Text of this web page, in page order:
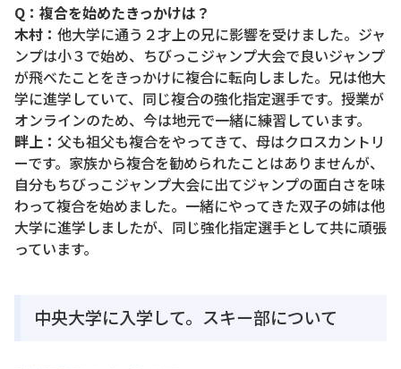
Q：複合を始めたきっかけは？
木村： 他大学に通う２才上の兄に影響を受けました。ジャ
ンプは小３で始め、ちびっこジャンプ大会で良いジャンプ
が飛べたことをきっかけに複合に転向しました。兄は他大
学に進学していて、同じ複合の強化指定選手です。授業が
オンラインのため、今は地元で一緒に練習しています。
畔上： 父も祖父も複合をやってきて、母はクロスカントリ
ーです。家族から複合を勧められたことはありませんが、
自分もちびっこジャンプ大会に出てジャンプの面白さを味
わって複合を始めました。一緒にやってきた双子の姉は他
大学に進学しましたが、同じ強化指定選手として共に頑張
っています。
中央大学に入学して。スキー部について